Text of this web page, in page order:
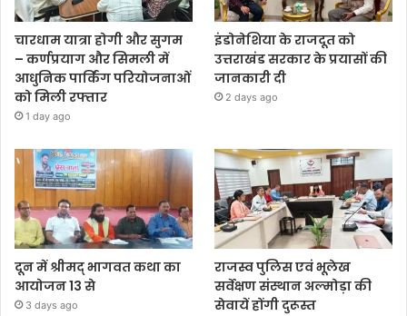
चारधाम यात्रा होगी और सुगम
– कर्णप्रयाग और सिमली में
आधुनिक पार्किंग परियोजनाओं
को मिली रफ्तार
1 day ago
इंडोनेशिया के राजदूत को
उत्तराखंड सरकार के प्रयासों की
जानकारी दी
2 days ago
दून में श्रीमद् भागवत कथा का
आयोजन 13 से
3 days ago
राजस्व पुलिस एवं भूलेख
सर्वेक्षण संस्थान अल्मोड़ा की
सेवायें होंगी दुरूस्त